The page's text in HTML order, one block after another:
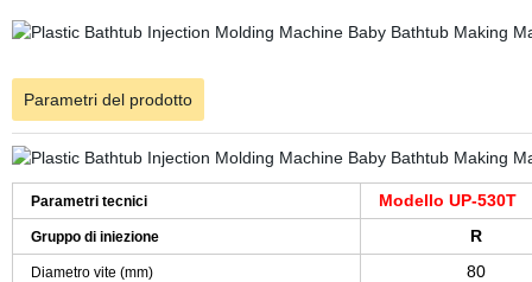
Parametri del prodotto
Parametri tecnici Modello UP-530T
Gruppo di iniezione R
Diametro vite (mm) 80